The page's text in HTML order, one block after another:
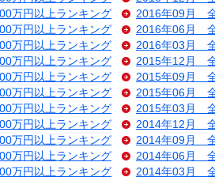
万円以上ランキング
2016年09月
万円以上ランキング
2016年06月
万円以上ランキング
2016年03月
万円以上ランキング
2015年12月
万円以上ランキング
2015年09月
万円以上ランキング
2015年06月
万円以上ランキング
2015年03月
万円以上ランキング
2014年12月
万円以上ランキング
2014年09月
万円以上ランキング
2014年06月
万円以上ランキング
2014年03月